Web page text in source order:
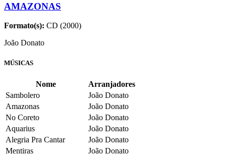
AMAZONAS
Formato(s): CD (2000)
João Donato
MÚSICAS
Nome
Arranjadores
Sambolero
João Donato
Amazonas
João Donato
No Coreto
João Donato
Aquarius
João Donato
Alegria Pra Cantar
João Donato
Mentiras
João Donato